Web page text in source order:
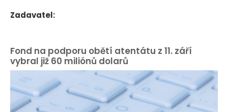
Zadavatel:
Fond na podporu obětí atentátu z 11. září
vybral již 60 miliónů dolarů